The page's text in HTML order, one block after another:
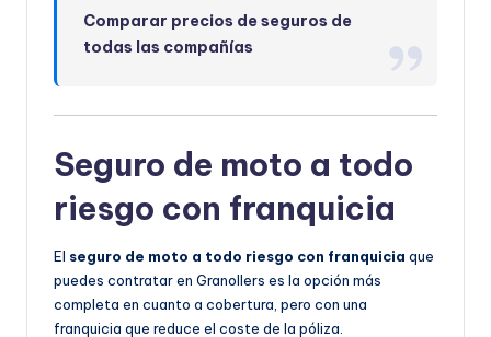
Comparar precios de seguros de
todas las compañías
Seguro de moto a todo
riesgo con franquicia
El seguro de moto a todo riesgo con franquicia que
puedes contratar en Granollers es la opción más
completa en cuanto a cobertura, pero con una
franquicia que reduce el coste de la póliza.